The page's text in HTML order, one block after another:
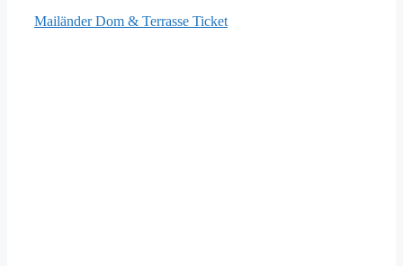
Mailänder Dom & Terrasse Ticket